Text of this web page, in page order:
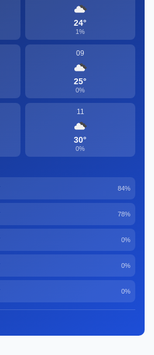
24°
1%
09
25°
0%
11
30°
0%
84%
78%
0%
0%
0%